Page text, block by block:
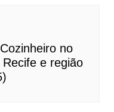
no
e região